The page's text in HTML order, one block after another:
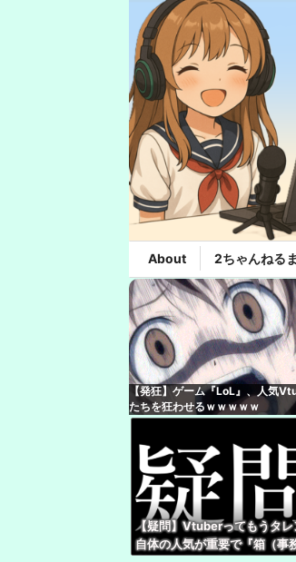
About 2ちゃんねる
【発狂】ゲーム『LoL』、人気
たちを狂わせるｗｗｗｗｗ
【疑問】Vtuberってもうタレ
自体の人気が重要で『箱（事